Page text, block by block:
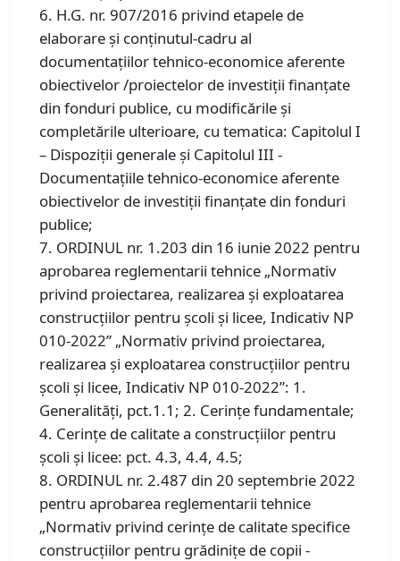
6. H.G. nr. 907/2016 privind etapele de
elaborare și conținutul-cadru al
documentațiilor tehnico-economice aferente
obiectivelor /proiectelor de investiții finanțate
din fonduri publice, cu modificările și
completările ulterioare, cu tematica: Capitolul I
– Dispoziții generale și Capitolul III -
Documentaţiile tehnico-economice aferente
obiectivelor de investiţii finanţate din fonduri
publice;
7. ORDINUL nr. 1.203 din 16 iunie 2022 pentru
aprobarea reglementarii tehnice „Normativ
privind proiectarea, realizarea şi exploatarea
construcţiilor pentru şcoli şi licee, Indicativ NP
010-2022” „Normativ privind proiectarea,
realizarea şi exploatarea construcţiilor pentru
şcoli şi licee, Indicativ NP 010-2022”: 1.
Generalități, pct.1.1; 2. Cerințe fundamentale;
4. Cerințe de calitate a construcțiilor pentru
școli și licee: pct. 4.3, 4.4, 4.5;
8. ORDINUL nr. 2.487 din 20 septembrie 2022
pentru aprobarea reglementarii tehnice
„Normativ privind cerinţe de calitate specifice
construcţiilor pentru grădiniţe de copii -